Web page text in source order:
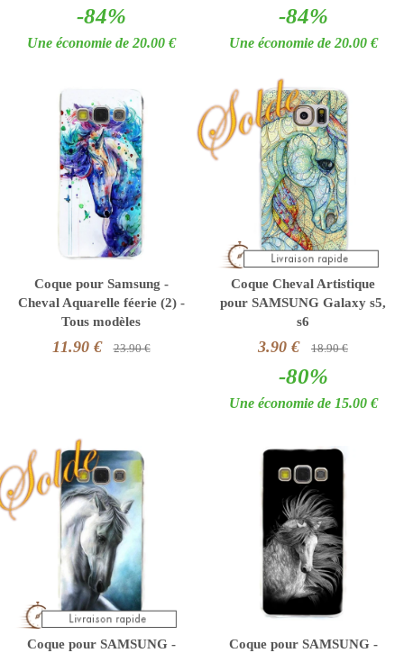
-84%
Une économie de 20.00 €
-84%
Une économie de 20.00 €
Coque pour Samsung -
Cheval Aquarelle féerie (2) -
Tous modèles
11.90 € 23.90 €
Coque Cheval Artistique
pour SAMSUNG Galaxy s5,
s6
3.90 € 18.90 €
-80%
Une économie de 15.00 €
Coque pour SAMSUNG -
Coque pour SAMSUNG -